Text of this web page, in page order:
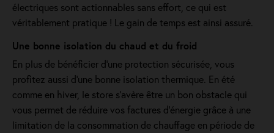
électriques sont actionnables sans effort, ce qui est
véritablement pratique ! Le gain de temps est ainsi assuré.
Une bonne isolation du chaud et du froid
En plus de bénéficier d'une protection sécurisée, vous
profitez aussi d'une bonne isolation thermique. En été
comme en hiver, le store s'avère être un bon obstacle qui
vous permet de réduire vos factures d’énergie grâce à une
limitation de la consommation de chauffage en période de